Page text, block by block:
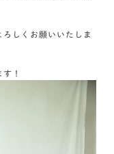
しくお願いいたしま
！